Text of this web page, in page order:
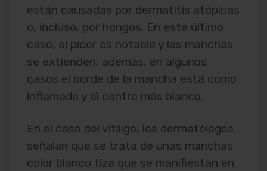
están causadas por dermatitis atópicas
o, incluso, por hongos. En este último
caso, el picor es notable y las manchas
se extienden; además, en algunos
casos el borde de la mancha está como
inflamado y el centro más blanco.
En el caso del vitíligo, los dermatólogos
señalan que se trata de unas manchas
color blanco tiza que se manifiestan en